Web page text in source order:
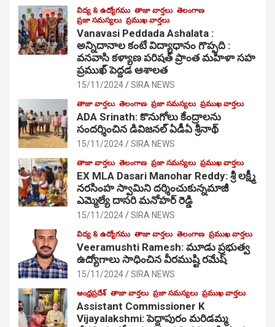
విద్య & ఉద్యోగము తాజా వార్తలు తెలంగాణ
ప్రజా సమస్యలు ప్రముఖ వార్తలు
Vanavasi Peddada Ashalata :
అన్నిదానాల కంటే విద్యాధానం గొప్పది :
వనవాసి కళ్యాణ పరిషత్ ప్రాంత మహిళా సహ
ప్రముఖ్ పెద్దడ ఆశాలత
15/11/2024 SIRA NEWS
తాజా వార్తలు తెలంగాణ ప్రజా సమస్యలు ప్రముఖ వార్తలు
ADA Srinath: కొనుగోలు కేంద్రాల‌ను
సంద‌ర్శించిన డివిజనల్ ఏడీఏ శ్రీనాథ్
15/11/2024 SIRA NEWS
తాజా వార్తలు తెలంగాణ ప్రజా సమస్యలు ప్రముఖ వార్తలు
EX MLA Dasari Manohar Reddy: శ్రీ లక్ష్మీ
నరసింహ స్వామిని దర్శించుకున్నమాజీ
ఎమ్మెల్యే దాసరి మనోహర్ రెడ్డి
15/11/2024 SIRA NEWS
విద్య & ఉద్యోగము తాజా వార్తలు తెలంగాణ ప్రముఖ వార్తలు
Veeramushti Ramesh: మూడు ప్రభుత్వ
ఉద్యోగాలు సాధించిన వీరముష్టి రమేష్
15/11/2024 SIRA NEWS
ఆంధ్రప్రదేశ్ తాజా వార్తలు ప్రజా సమస్యలు ప్రముఖ వార్తలు
Assistant Commissioner K
Vijayalakshmi: పెద్దాపురం మరిడమ్మ